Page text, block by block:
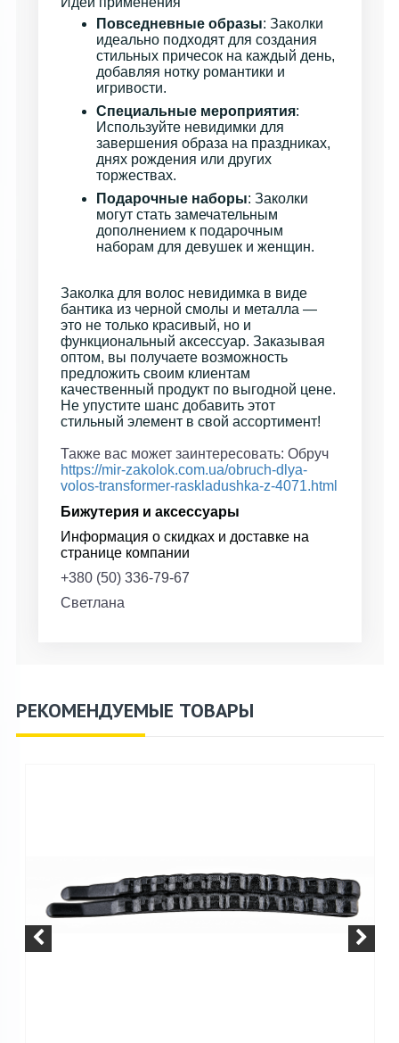
Повседневные образы: Заколки
идеально подходят для создания
стильных причесок на каждый день,
добавляя нотку романтики и
игривости.
Специальные мероприятия:
Используйте невидимки для
завершения образа на праздниках,
днях рождения или других
торжествах.
Подарочные наборы: Заколки
могут стать замечательным
дополнением к подарочным
наборам для девушек и женщин.
Заколка для волос невидимка в виде
бантика из черной смолы и металла —
это не только красивый, но и
функциональный аксессуар. Заказывая
оптом, вы получаете возможность
предложить своим клиентам
качественный продукт по выгодной цене.
Не упустите шанс добавить этот
стильный элемент в свой ассортимент!
Также вас может заинтересовать: Обруч
https://mir-zakolok.com.ua/obruch-dlya-
volos-transformer-raskladushka-z-4071.html
Бижутерия и аксессуары
Информация о скидках и доставке на
странице компании
+380 (50) 336-79-67
Светлана
РЕКОМЕНДУЕМЫЕ ТОВАРЫ